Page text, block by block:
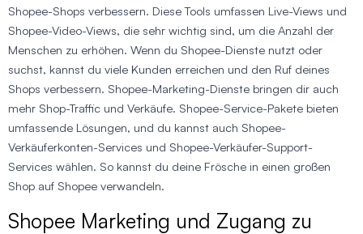
Shopee-Shops verbessern. Diese Tools umfassen Live-Views und
Shopee-Video-Views, die sehr wichtig sind, um die Anzahl der
Menschen zu erhöhen. Wenn du Shopee-Dienste nutzt oder
suchst, kannst du viele Kunden erreichen und den Ruf deines
Shops verbessern. Shopee-Marketing-Dienste bringen dir auch
mehr Shop-Traffic und Verkäufe. Shopee-Service-Pakete bieten
umfassende Lösungen, und du kannst auch Shopee-
Verkäuferkonten-Services und Shopee-Verkäufer-Support-
Services wählen. So kannst du deine Frösche in einen großen
Shop auf Shopee verwandeln.
Shopee Marketing und Zugang zu